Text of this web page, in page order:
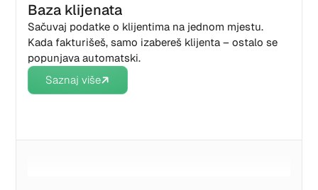
Baza klijenata
Sačuvaj podatke o klijentima na jednom mjestu.
Kada fakturišeš, samo izabereš klijenta – ostalo se
popunjava automatski.
Saznaj više